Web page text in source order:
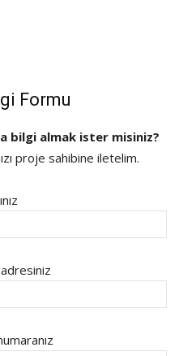
Formu
bilgi almak ister misiniz?
proje sahibine iletelim.